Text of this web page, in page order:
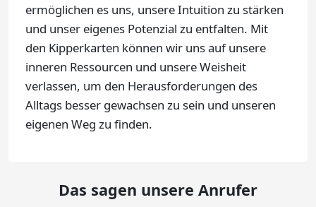
ermöglichen es uns, unsere Intuition zu stärken
und unser eigenes Potenzial zu entfalten. Mit
den Kipperkarten können wir uns auf unsere
inneren Ressourcen und unsere Weisheit
verlassen, um den Herausforderungen des
Alltags besser gewachsen zu sein und unseren
eigenen Weg zu finden.
Das sagen unsere Anrufer